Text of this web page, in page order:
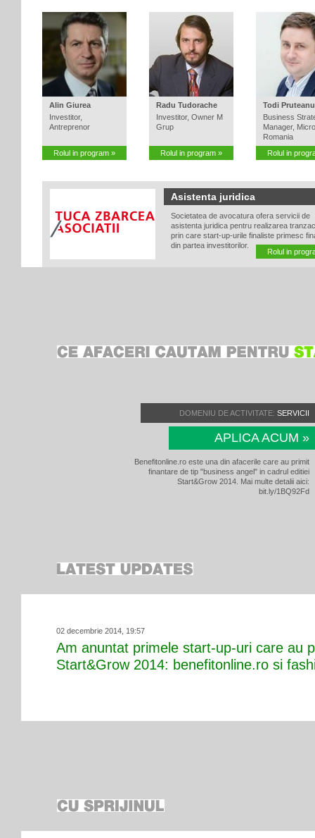
Alin Giurea
Investitor,
Antreprenor
Rolul in program »
Radu Tudorache
Investitor, Owner M
Grup
Rolul in program »
Todi Pruteanu
Business
Manager,
Romania
Rolul in
Asistenta juridica
Societatea de avocatura ofera servicii de
asistenta juridica pentru realizarea
prin care start-up-urile finaliste primesc
din partea investitorilor.
Rolul in
DOMENIU DE ACTIVITATE: SERVICII
APLICA ACUM »
Benefitonline.ro este una din afacerile care au primit
finantare de tip "business angel" in cadrul editiei
Start&Grow 2014. Mai multe detalii aici:
bit.ly/1BQ92Fd
02 decembrie 2014, 19:57
Am anuntat primele start-up-uri care au
Start&Grow 2014: benefitonline.ro si